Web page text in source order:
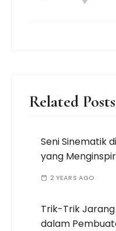
Related Posts
Seni Sinematik
yang
2 YEARS AGO
Trik-Trik
dalam